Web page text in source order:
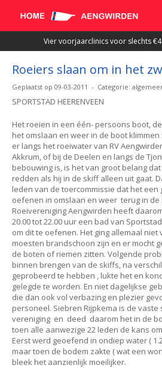
Vier voorjaarclinics voor slechts
Roeiers slaan om in het
Geplaatst op 09-03-2011 - Categorie:
SPORTSTAD HEERENVEEN
Het roeien in een één- persoons boot,
het omslaan en weer in de boot
er langs het roeiwater van RV
Akkrum, of bij de Deelen en langs de
bebouwing is, is het van groot belang
redden als hij in de skiff alleen uit gaat.
leden van de toercommissie dat het een
oefenen in omslaan en weer terug in de
Roeivereniging Aengwirden heeft
20.00 tot 22.00 uur een bad van
om dit te oefenen. Het ging allemaal
moesten brandschoon zijn en er mocht
de boten of riemen zitten. Volgende
binnen brengen van de skiffs, na
geprobeerd te hebben , lukte het en
gelegde te worden. En niet dagelijkse
die dan ook vol verbazing en plezier
personeel. Siebren Rijpkema is de
vereniging en deed daarom het in de
toen alle aanwezige 22 leden de kans
Eerst werd geoefend in ondiep water (
maar toen de bodem zakte ( wat een
bleek het aanzienlijk moeilijker.